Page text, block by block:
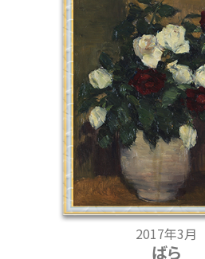
2017年3月
ばら